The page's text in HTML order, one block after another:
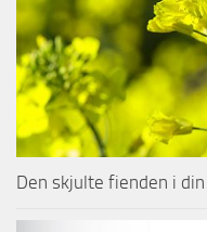
Den skjulte fienden i